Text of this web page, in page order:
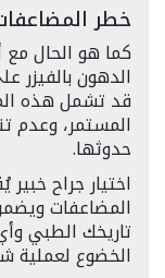
خطر
كما هو الحال
الدهون بالفيزر
قد تشمل هذه
المستمر، وعدم
حدوثها.
اختيار جراح
المضاعفات
تاريخك الطبي
الخضوع لعملية